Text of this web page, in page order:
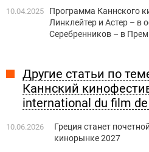
10.04.2025
Программа Каннского
Линклейтер и Астер – в
Серебренников – в
Другие статьи по
Каннский
international du film
10.06.2026
Греция станет
кинорынке 2027